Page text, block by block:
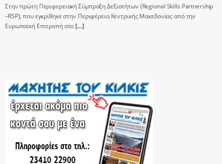
Στην πρώτη Περιφερειακή Σύμπραξη Δεξιοτήτων (Regional Skills Partnership
–RSP), που εγκρίθηκε στην Περιφέρεια Κεντρικής Μακεδονίας από την
Ευρωπαϊκή Επιτροπή στο[…]